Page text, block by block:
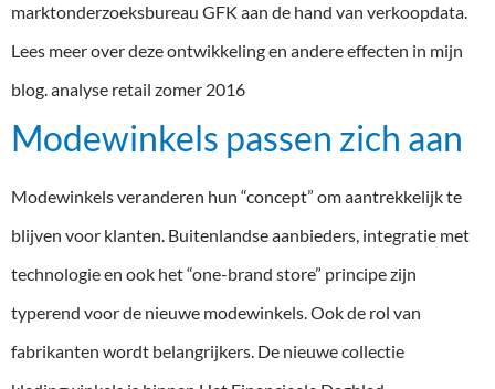
marktonderzoeksbureau GFK aan de hand van verkoopdata.
Lees meer over deze ontwikkeling en andere effecten in mijn
blog. analyse retail zomer 2016
Modewinkels passen zich aan
Modewinkels veranderen hun “concept” om aantrekkelijk te
blijven voor klanten. Buitenlandse aanbieders, integratie met
technologie en ook het “one-brand store” principe zijn
typerend voor de nieuwe modewinkels. Ook de rol van
fabrikanten wordt belangrijkers. De nieuwe collectie